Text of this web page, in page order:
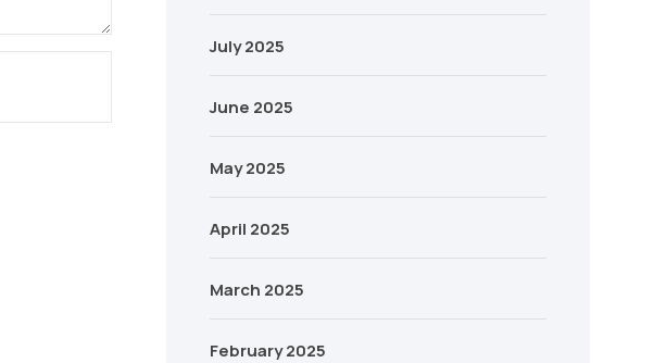
July 2025
June 2025
May 2025
April 2025
March 2025
February 2025